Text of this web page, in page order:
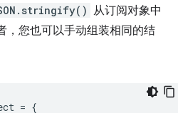
从订阅对象中
，您也可以手动组装相同的结
= {